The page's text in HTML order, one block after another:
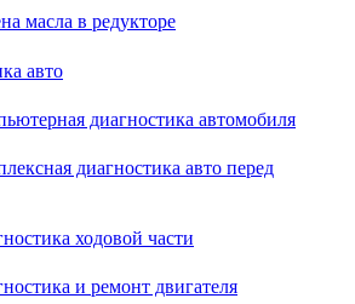
масла в редукторе
авто
диагностика автомобиля
диагностика авто перед
ходовой части
и ремонт двигателя